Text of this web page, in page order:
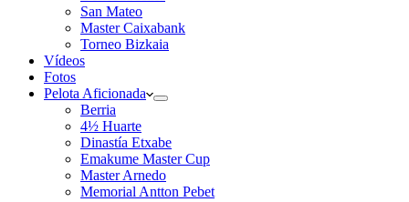
San Mateo
Master Caixabank
Torneo Bizkaia
Vídeos
Fotos
Pelota Aficionada
Berria
4½ Huarte
Dinastía Etxabe
Emakume Master Cup
Master Arnedo
Memorial Antton Pebet